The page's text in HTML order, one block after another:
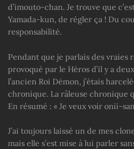
d’imouto-chan. Je trouve que
Yamada-kun, de régler ça ! Du
responsabilité.
Pendant que je parlais des vraies
provoqué par le Héros d’il y a
l’ancien Roi Démon, j’étais
chronique. La râleuse chronique
En résumé : « Je veux voir onii-
J’ai toujours laissé un de mes
mais elle s’est mise à lui parler